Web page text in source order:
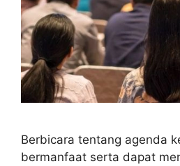
Berbicara tentang agenda
bermanfaat serta dapat